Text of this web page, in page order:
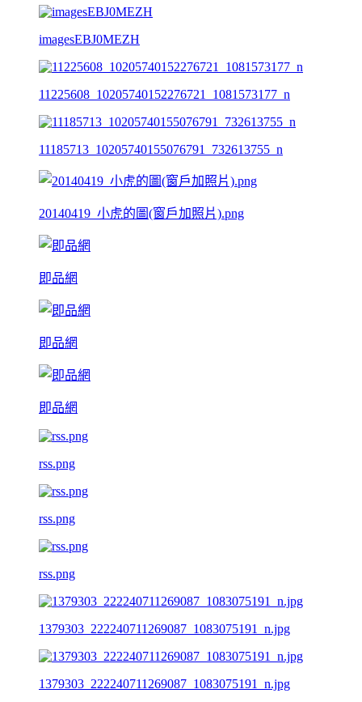
imagesEBJ0MEZH
11225608_10205740152276721_1081573177_n
11185713_10205740155076791_732613755_n
20140419_小虎的圖(窗戶加照片).png
即品網
即品網
即品網
rss.png
rss.png
rss.png
1379303_222240711269087_1083075191_n.jpg
1379303_222240711269087_1083075191_n.jpg